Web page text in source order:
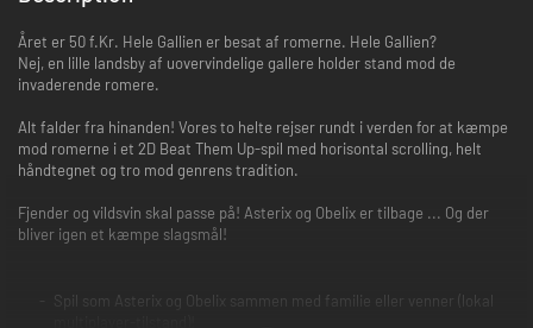
Året er 50 f.Kr. Hele Gallien er besat af romerne. Hele Gallien?
Nej, en lille landsby af uovervindelige gallere holder stand mod de
invaderende romere.
Alt falder fra hinanden! Vores to helte rejser rundt i verden for at kæmpe
mod romerne i et 2D Beat Them Up-spil med horisontal scrolling, helt
håndtegnet og tro mod genrens tradition.
Fjender og vildsvin skal passe på! Asterix og Obelix er tilbage ... Og der
bliver igen et kæmpe slagsmål!
Spil som Asterix og Obelix sammen med familie eller venner (lokal